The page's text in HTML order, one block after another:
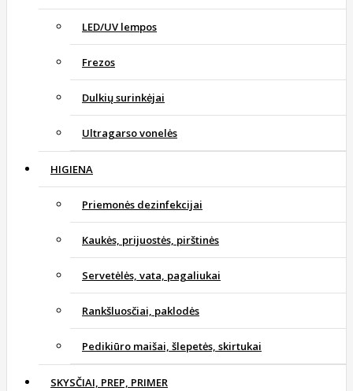
LED/UV lempos
Frezos
Dulkių surinkėjai
Ultragarso vonelės
HIGIENA
Priemonės dezinfekcijai
Kaukės, prijuostės, pirštinės
Servetėlės, vata, pagaliukai
Rankšluosčiai, paklodės
Pedikiūro maišai, šlepetės, skirtukai
SKYSČIAI, PREP, PRIMER